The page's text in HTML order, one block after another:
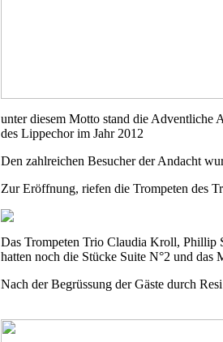
unter diesem Motto stand die Adventliche
des Lippechor im Jahr 2012
Den zahlreichen Besucher der Andacht
Zur Eröffnung, riefen die Trompeten des
Das Trompeten Trio Claudia Kroll, Phillip
hatten noch die Stücke Suite N°2 und das
Nach der Begrüssung der Gäste durch